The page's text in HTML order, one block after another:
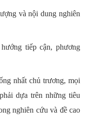
và nội dung nghiên
tiếp cận, phương
nhất chủ trương, mọi
dựa trên những tiêu
nghiên cứu và đề cao